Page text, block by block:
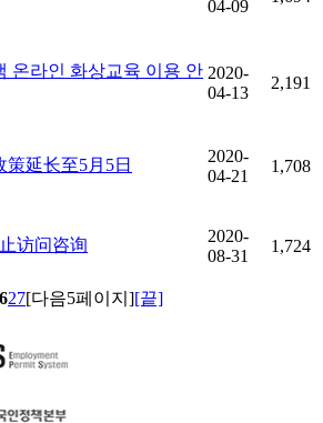
04-09
온라인 화상교육 이용 안 2020-
04-13
2,191
延长至5月5日
2020-
04-21
1,708
访问咨询
2020-
08-31
1,724
27[다음5페이지][끝]